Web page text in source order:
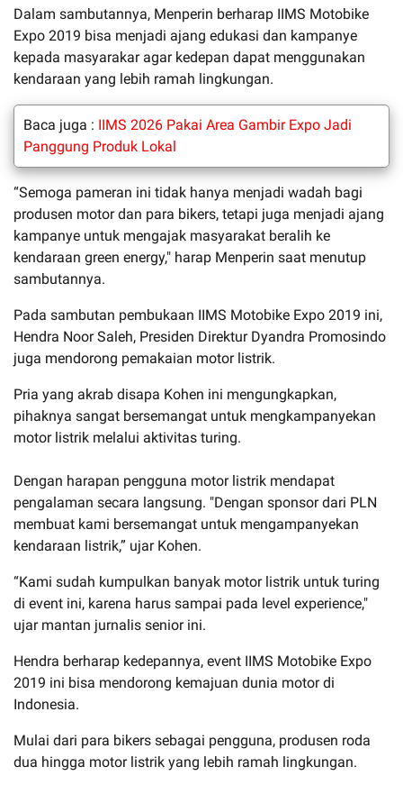
Dalam sambutannya, Menperin berharap IIMS Motobike
Expo 2019 bisa menjadi ajang edukasi dan kampanye
kepada masyarakar agar kedepan dapat menggunakan
kendaraan yang lebih ramah lingkungan.
Baca juga : IIMS 2026 Pakai Area Gambir Expo Jadi
Panggung Produk Lokal
“Semoga pameran ini tidak hanya menjadi wadah bagi
produsen motor dan para bikers, tetapi juga menjadi ajang
kampanye untuk mengajak masyarakat beralih ke
kendaraan green energy," harap Menperin saat menutup
sambutannya.
Pada sambutan pembukaan IIMS Motobike Expo 2019 ini,
Hendra Noor Saleh, Presiden Direktur Dyandra Promosindo
juga mendorong pemakaian motor listrik.
Pria yang akrab disapa Kohen ini mengungkapkan,
pihaknya sangat bersemangat untuk mengkampanyekan
motor listrik melalui aktivitas turing.
Dengan harapan pengguna motor listrik mendapat
pengalaman secara langsung. "Dengan sponsor dari PLN
membuat kami bersemangat untuk mengampanyekan
kendaraan listrik,” ujar Kohen.
“Kami sudah kumpulkan banyak motor listrik untuk turing
di event ini, karena harus sampai pada level experience,"
ujar mantan jurnalis senior ini.
Hendra berharap kedepannya, event IIMS Motobike Expo
2019 ini bisa mendorong kemajuan dunia motor di
Indonesia.
Mulai dari para bikers sebagai pengguna, produsen roda
dua hingga motor listrik yang lebih ramah lingkungan.